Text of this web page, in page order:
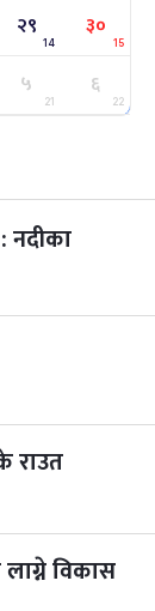
७ महिना बाँकी
७ महिना बाँकी
२९
14
३०
15
५
21
६
22
नदीका
राउत
लाग्ने विकास